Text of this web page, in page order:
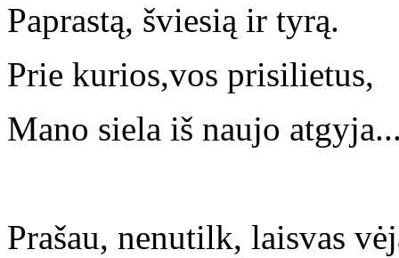
Paprastą, šviesią ir tyrą.
Prie kurios,vos prisilietus,
Mano siela iš naujo
Prašau, nenutilk, laisvas